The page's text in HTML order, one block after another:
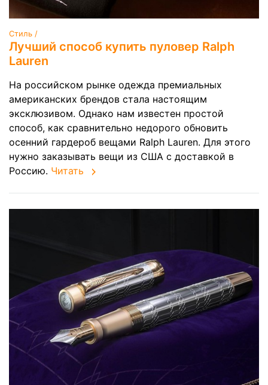
Стиль /
Лучший способ купить пуловер Ralph
Lauren
На российском рынке одежда премиальных
американских брендов стала настоящим
эксклюзивом. Однако нам известен простой
способ, как сравнительно недорого обновить
осенний гардероб вещами Ralph Lauren. Для этого
нужно заказывать вещи из США с доставкой в
Россию. Читать